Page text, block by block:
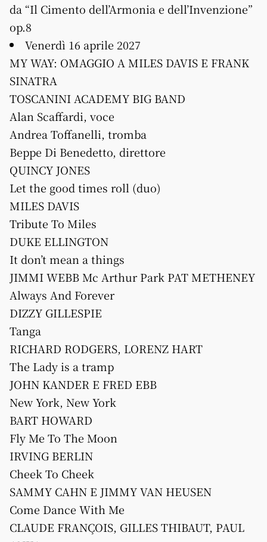
da “Il Cimento dell’Armonia e dell’Invenzione”
op.8
Venerdì 16 aprile 2027
MY WAY: OMAGGIO A MILES DAVIS E FRANK
SINATRA
TOSCANINI ACADEMY BIG BAND
Alan Scaffardi, voce
Andrea Toffanelli, tromba
Beppe Di Benedetto, direttore
QUINCY JONES
Let the good times roll (duo)
MILES DAVIS
Tribute To Miles
DUKE ELLINGTON
It don’t mean a things
JIMMI WEBB Mc Arthur Park PAT METHENEY
Always And Forever
DIZZY GILLESPIE
Tanga
RICHARD RODGERS, LORENZ HART
The Lady is a tramp
JOHN KANDER E FRED EBB
New York, New York
BART HOWARD
Fly Me To The Moon
IRVING BERLIN
Cheek To Cheek
SAMMY CAHN E JIMMY VAN HEUSEN
Come Dance With Me
CLAUDE FRANÇOIS, GILLES THIBAUT, PAUL